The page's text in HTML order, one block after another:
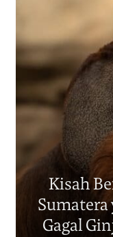
Individu
Kisah
Gagal